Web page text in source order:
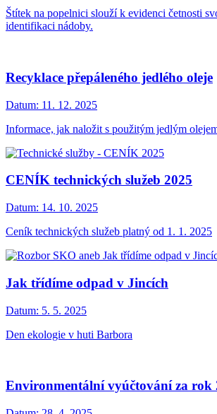
Štítek na popelnici slouží k evidenci četnosti
identifikaci nádoby.
Recyklace přepáleného jedlého oleje
Datum: 11. 12. 2025
Informace, jak naložit s použitým jedlým
CENÍK technických služeb 2025
Datum: 14. 10. 2025
Ceník technických služeb platný od 1. 1. 2025
Jak třídíme odpad v Jincích
Datum: 5. 5. 2025
Den ekologie v huti Barbora
Environmentální vyúčtování za rok